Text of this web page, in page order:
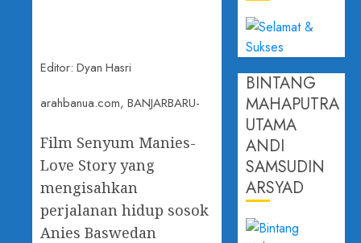
Editor: Dyan Hasri
arahbanua.com, BANJARBARU-
Film Senyum Manies-
Love Story yang
mengisahkan
perjalanan hidup sosok
Anies Baswedan
BINTANG
MAHAPUTRA
UTAMA
ANDI
SAMSUDIN
ARSYAD